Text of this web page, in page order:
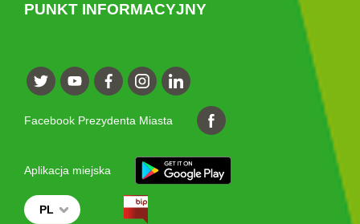
PUNKT INFORMACYJNY
Facebook Prezydenta Miasta
Aplikacja miejska
PL